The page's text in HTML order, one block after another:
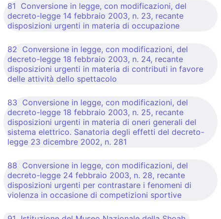
81 Conversione in legge, con modificazioni, del
decreto-legge 14 febbraio 2003, n. 23, recante
disposizioni urgenti in materia di occupazione
82 Conversione in legge, con modificazioni, del
decreto-legge 18 febbraio 2003, n. 24, recante
disposizioni urgenti in materia di contributi in favore
delle attività dello spettacolo
83 Conversione in legge, con modificazioni, del
decreto-legge 18 febbraio 2003, n. 25, recante
disposizioni urgenti in materia di oneri generali del
sistema elettrico. Sanatoria degli effetti del decreto-
legge 23 dicembre 2002, n. 281
88 Conversione in legge, con modificazioni, del
decreto-legge 24 febbraio 2003, n. 28, recante
disposizioni urgenti per contrastare i fenomeni di
violenza in occasione di competizioni sportive